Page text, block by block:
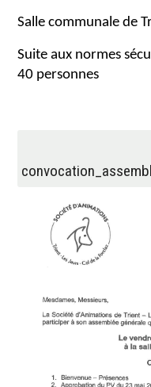
Salle communale de
Suite aux normes
40 personnes